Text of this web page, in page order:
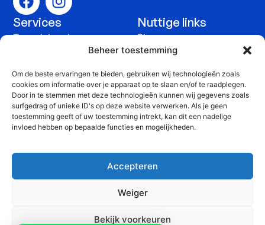
Beheer toestemming
Om de beste ervaringen te bieden, gebruiken wij technologieën zoals
cookies om informatie over je apparaat op te slaan en/of te raadplegen.
Door in te stemmen met deze technologieën kunnen wij gegevens zoals
surfgedrag of unieke ID's op deze website verwerken. Als je geen
toestemming geeft of uw toestemming intrekt, kan dit een nadelige
invloed hebben op bepaalde functies en mogelijkheden.
Accepteren
Weiger
Bekijk voorkeuren
Services
Tweedehandswagens
Onderhoud &
herstelling
Nuttige links
Blog
Contact
+32 51 815 816
info@yprauto.be
Yprauto bvba, Spanjestraat 58G, 8840 Staden
BTW: BE 0464 903 776